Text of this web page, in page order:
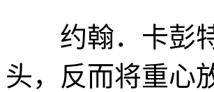
约翰．卡彭特
头，反而将重心